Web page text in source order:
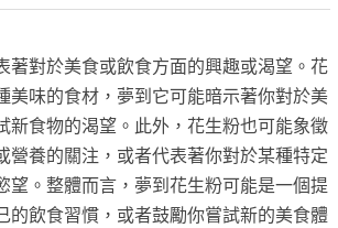
著對於美食或飲食方面的興趣或渴望。花
美味的食材，夢到它可能暗示著你對於美
新食物的渴望。此外，花生粉也可能象徵
營養的關注，或者代表著你對於某種特定
望。整體而言，夢到花生粉可能是一個提
的飲食習慣，或者鼓勵你嘗試新的美食體